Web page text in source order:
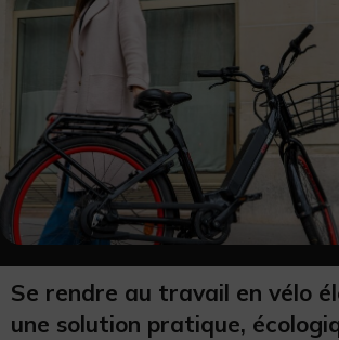
Se rendre au travail en vélo
une solution pratique,